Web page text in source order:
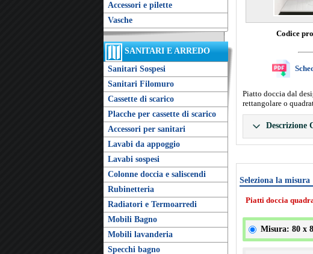
Accessori e pilette
Vasche
SANITARI E ARREDO
Sanitari Sospesi
Sanitari Filomuro
Cassette di scarico
Placche per cassette di scarico
Accessori per sanitari
Lavabi da appoggio
Lavabi sospesi
Colonne doccia e saliscendi
Rubinetteria
Radiatori e Termoarredi
Mobili Bagno
Mobili lavanderia
Specchi bagno
Codice
Piatto doccia dal
rettangolare o
Descrizione
Seleziona la misura
Piatti doccia
Misura: 80 x